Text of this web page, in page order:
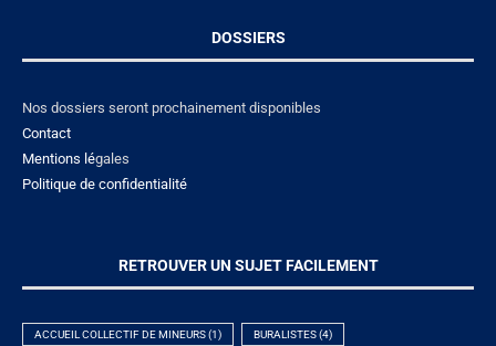
DOSSIERS
Nos dossiers seront prochainement disponibles
Contact
Mentions légales
Politique de confidentialité
RETROUVER UN SUJET FACILEMENT
ACCUEIL COLLECTIF DE MINEURS(1) BURALISTES(4)